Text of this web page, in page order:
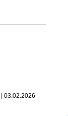
| 03.02.2026